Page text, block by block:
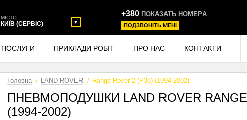
МІСТО
КИЇВ (СЕРВІС)
+380 ПОКАЗАТЬ НОМЕРA
ПОДЗВОНIТЬ МЕНI
ПОСЛУГИ ПРИКЛАДИ РОБІТ ПРО НАС КОНТАКТИ
Головна LAND ROVER Range Rover 2 (P38) (1994-2002)
ПНЕВМОПОДУШКИ LAND ROVER RANGE
(1994-2002)